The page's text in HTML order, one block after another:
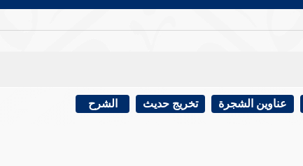
عناوين الشجرة تخريج حديث الشرح